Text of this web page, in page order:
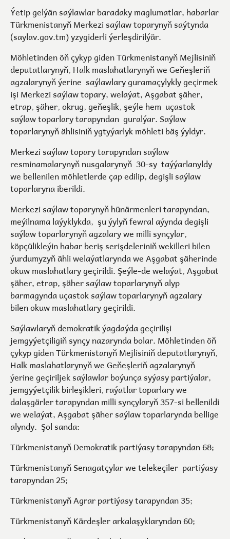
Ýetip gelýän saýlawlar baradaky maglumatlar, habarlar
Türkmenistanyň Merkezi saýlaw toparynyň saýtynda
(saylav.gov.tm) yzygiderli ýerleşdirilýär.
Möhletinden öň çykyp giden Türkmenistanyň Mejlisiniň
deputatlarynyň, Halk maslahatlarynyň we Geňeşleriň
agzalarynyň ýerine saýlawlary guramaçylykly geçir­mek
işi Merkezi saýlaw topary, welaýat, Aşgabat şäher,
etrap, şäher, okrug, geňeşlik, şeýle hem uçastok
saýlaw toparlary tarapyndan guralýar. Saýlaw
toparlarynyň ählisiniň ygtyýarlyk möhleti bäş ýyldyr.
Merkezi saýlaw topary tarapyndan saýlaw
resminamalarynyň nusgalarynyň 30-sy taýýarlanyldy
we bellenilen möhletlerde çap edilip, degişli saýlaw
toparlaryna iberildi.
Merkezi saýlaw toparynyň hünärmenleri tarapyndan,
meýilnama laýyklykda, şu ýylyň fewral aýynda degişli
saýlaw toparlarynyň agzalary we milli synçylar,
köpçülikleýin habar beriş serişdeleriniň wekilleri bilen
ýurdumyzyň ähli welaýatlarynda we Aşgabat şäherinde
okuw maslahatlary geçirildi. Şeýle-de welaýat, Aşgabat
şäher, etrap, şäher saýlaw toparlarynyň alyp
barmagynda uçastok saýlaw toparlarynyň agzalary
bilen okuw maslahatlary geçirildi.
Saýlawlaryň demokratik ýagdaýda geçirilişi
jemgyýetçiligiň synçy nazarynda bolar. Möhletinden öň
çykyp giden Türkmenistanyň Mejlisiniň deputatlarynyň,
Halk maslahatlarynyň we Geňeşleriň agzalarynyň
ýerine geçiriljek saýlawlar boýunça syýasy partiýalar,
jemgyýetçilik birleşikleri, raýatlar toparlary we
dalaşgärler tarapyndan milli synçylaryň 357-si bellenildi
we welaýat, Aşgabat şäher saýlaw toparlarynda bellige
alyndy. Şol sanda:
Türkmenistanyň Demokratik partiýasy tarapyndan 68;
Türkmenistanyň Senagatçylar we telekeçiler partiýasy
tarapyndan 25;
Türkmenistanyň Agrar partiýasy tarapyndan 35;
Türkmenistanyň Kärdeşler arkalaşyklaryndan 60;